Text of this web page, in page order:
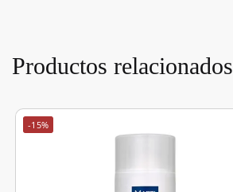
Productos relacionados
-15%